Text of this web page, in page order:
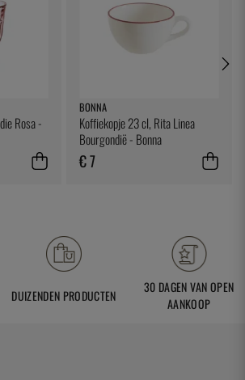
Rosa -
BONNA
Koffiekopje 23 cl, Rita Linea
Bourgondië - Bonna
€ 7
DUIZENDEN PRODUCTEN
30 DAGEN VAN OPEN
AANKOOP